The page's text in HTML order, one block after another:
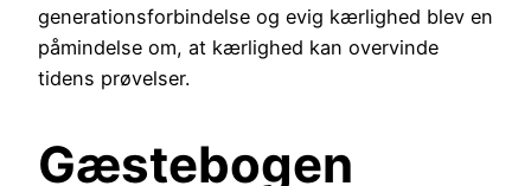
generationsforbindelse og evig kærlighed blev en
påmindelse om, at kærlighed kan overvinde
tidens prøvelser.
Gæstebogen